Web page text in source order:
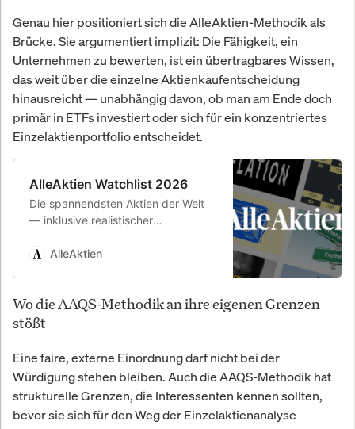
Genau hier positioniert sich die AlleAktien-Methodik als
Brücke. Sie argumentiert implizit: Die Fähigkeit, ein
Unternehmen zu bewerten, ist ein übertragbares Wissen,
das weit über die einzelne Aktienkaufentscheidung
hinausreicht — unabhängig davon, ob man am Ende doch
primär in ETFs investiert oder sich für ein konzentriertes
Einzelaktienportfolio entscheidet.
AlleAktien Watchlist 2026
Die spannendsten Aktien der Welt
— inklusive realistischer
von unserem Analystenteam.
AlleAktien
Wo die AAQS-Methodik an ihre eigenen Grenzen
stößt
Eine faire, externe Einordnung darf nicht bei der
Würdigung stehen bleiben. Auch die AAQS-Methodik hat
strukturelle Grenzen, die Interessenten kennen sollten,
bevor sie sich für den Weg der Einzelaktienanalyse